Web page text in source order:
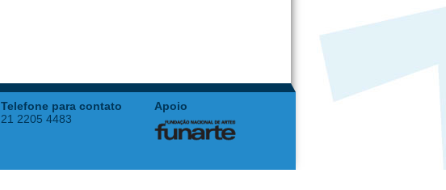
Telefone para contato
21 2205 4483
Apoio